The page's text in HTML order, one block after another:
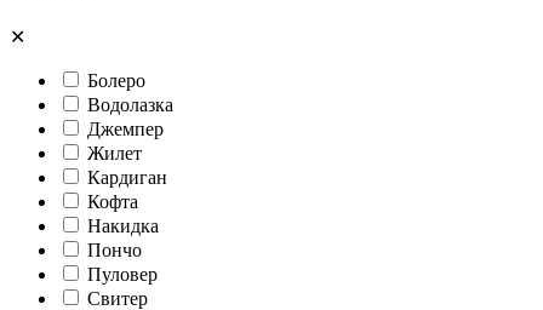
✕
Болеро
Водолазка
Джемпер
Жилет
Кардиган
Кофта
Накидка
Пончо
Пуловер
Свитер